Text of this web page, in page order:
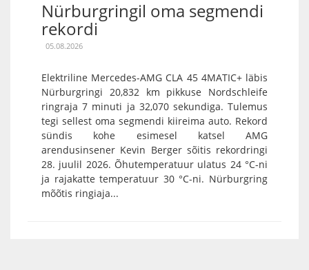
Nürburgringil oma segmendi
rekordi
05.08.2026
Elektriline Mercedes-AMG CLA 45 4MATIC+ läbis
Nürburgringi 20,832 km pikkuse Nordschleife
ringraja 7 minuti ja 32,070 sekundiga. Tulemus
tegi sellest oma segmendi kiireima auto. Rekord
sündis kohe esimesel katsel AMG
arendusinsener Kevin Berger sõitis rekordringi
28. juulil 2026. Õhutemperatuur ulatus 24 °C-ni
ja rajakatte temperatuur 30 °C-ni. Nürburgring
mõõtis ringiaja...